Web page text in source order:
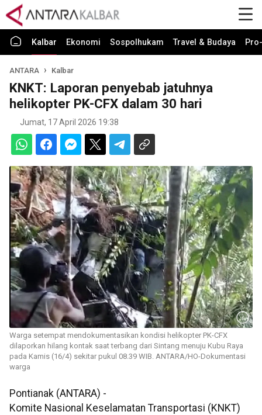
Kalbar Ekonomi Sospolhukam Travel & Budaya
ANTARA Kalbar
KNKT: Laporan penyebab jatuhnya
helikopter PK-CFX dalam 30 hari
Jumat, 17 April 2026 19:38
Warga setempat mendokumentasikan kondisi helikopter PK-CFX
dilaporkan hilang kontak saat terbang dari Sintang menuju Kubu Raya
pada Kamis (16/4) sekitar pukul 08.39 WIB. ANTARA/HO-Dokumentasi
warga
Pontianak (ANTARA) -
Komite Nasional Keselamatan Transportasi (KNKT)